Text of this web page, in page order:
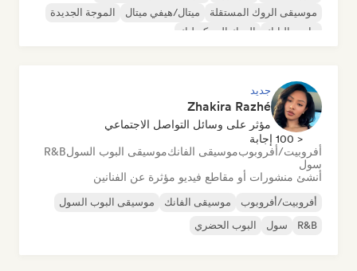
موسيقى الروك المستقلة
ميتال/هيفي ميتال
الموجة الجديدة
ما بعد البانك
الروك السيكديليك
جديد
Zhakira Razhé
مؤثر على وسائل التواصل الاجتماعي
< 100 إجابة
أفروبيت/أفروبوبموسيقى الفانكموسيقى البوب السولR&B
سول
أنشئ منشورات أو مقاطع فيديو مؤثرة عن الفنانين
أفروبيت/أفروبوب موسيقى الفانك
موسيقى البوب السول
R&B
سول البوب الحضري